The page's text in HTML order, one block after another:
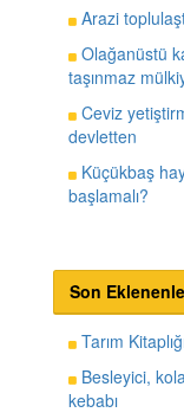
Arazi
Olağanüstü
taşınmaz
Ceviz
devletten
Küçükbaş
başlamalı?
Son
Tarım
Besleyici,
kebabı